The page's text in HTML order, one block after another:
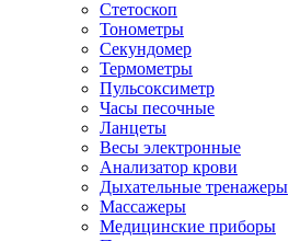
Стетоскоп
Тонометры
Секундомер
Термометры
Пульсоксиметр
Часы песочные
Ланцеты
Весы электронные
Анализатор крови
Дыхательные тренажеры
Массажеры
Медицинские приборы